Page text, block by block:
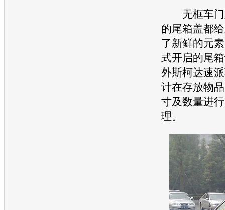
无框车门
的尾箱盖都
了新鲜的元
式开启的尾
外斯柯达速
计在存放物
寸及数量进
理。